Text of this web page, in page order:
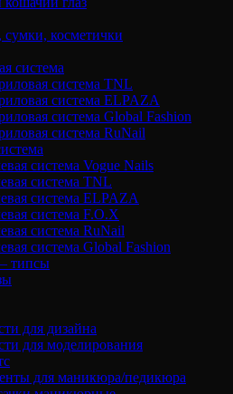
косметички
система
система TNL
система ELPAZA
система Global Fashion
система RuNail
система Vogue Nails
система TNL
система ELPAZA
система F.O.X
система RuNail
система Global Fashion
типсы
для дизайна
для моделирования
для маникюра/педикюра